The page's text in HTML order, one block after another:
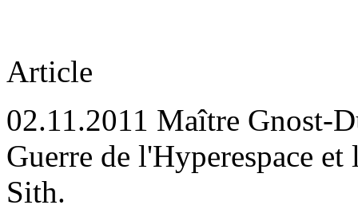
Article
02.11.2011 Maître Gnost-
Guerre de l'Hyperespace
Sith.